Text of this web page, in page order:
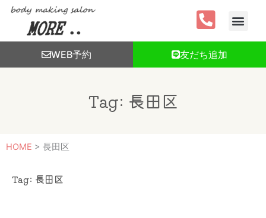
WEB予約 友だち追加
Tag: 長田区
HOME > 長田区
Tag: 長田区